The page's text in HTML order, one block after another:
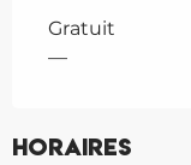
Gratuit
—
Horaires